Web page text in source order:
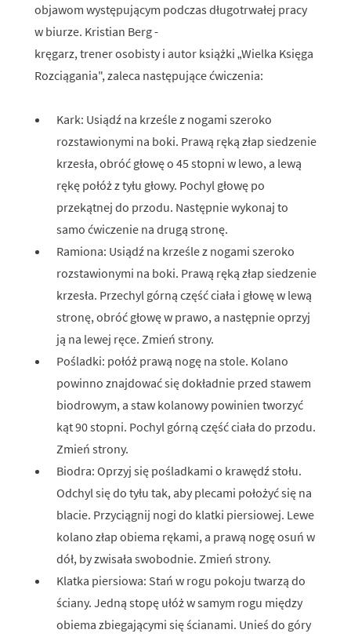
objawom występującym podczas długotrwałej pracy
w biurze. Kristian Berg -
kręgarz, trener osobisty i autor książki „Wielka Księga
Rozciągania", zaleca następujące ćwiczenia:
Kark: Usiądź na krześle z nogami szeroko
rozstawionymi na boki. Prawą ręką złap siedzenie
krzesła, obróć głowę o 45 stopni w lewo, a lewą
rękę połóż z tyłu głowy. Pochyl głowę po
przekątnej do przodu. Następnie wykonaj to
samo ćwiczenie na drugą stronę.
Ramiona: Usiądź na krześle z nogami szeroko
rozstawionymi na boki. Prawą ręką złap siedzenie
krzesła. Przechyl górną część ciała i głowę w lewą
stronę, obróć głowę w prawo, a następnie oprzyj
ją na lewej ręce. Zmień strony.
Pośladki: połóż prawą nogę na stole. Kolano
powinno znajdować się dokładnie przed stawem
biodrowym, a staw kolanowy powinien tworzyć
kąt 90 stopni. Pochyl górną część ciała do przodu.
Zmień strony.
Biodra: Oprzyj się pośladkami o krawędź stołu.
Odchyl się do tyłu tak, aby plecami położyć się na
blacie. Przyciągnij nogi do klatki piersiowej. Lewe
kolano złap obiema rękami, a prawą nogę osuń w
dół, by zwisała swobodnie. Zmień strony.
Klatka piersiowa: Stań w rogu pokoju twarzą do
ściany. Jedną stopę ułóż w samym rogu między
obiema zbiegającymi się ścianami. Unieś do góry